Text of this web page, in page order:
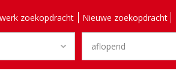
zoekopdracht Nieuwe zoekopdracht